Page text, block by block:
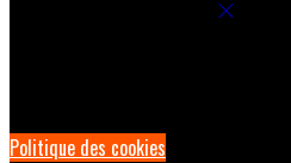
Politique des cookies